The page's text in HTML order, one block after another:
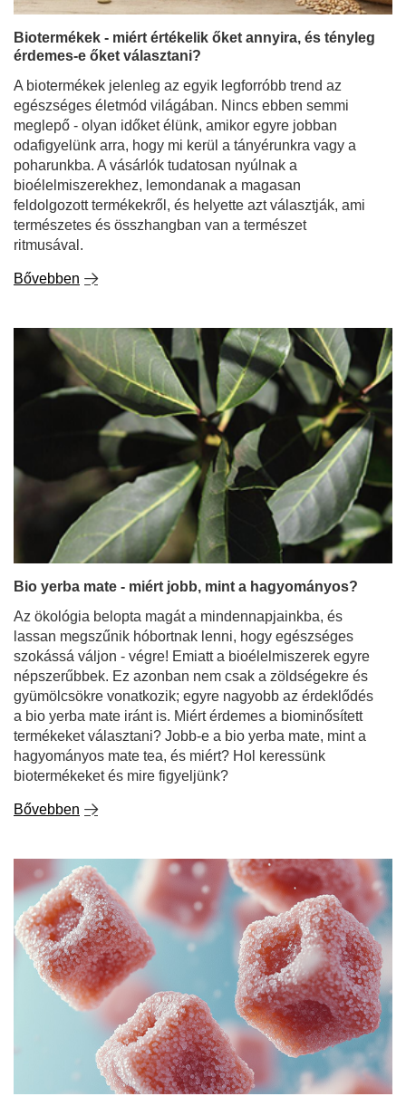
Biotermékek - miért értékelik őket annyira, és tényleg
érdemes-e őket választani?
A biotermékek jelenleg az egyik legforróbb trend az
egészséges életmód világában. Nincs ebben semmi
meglepő - olyan időket élünk, amikor egyre jobban
odafigyelünk arra, hogy mi kerül a tányérunkra vagy a
poharunkba. A vásárlók tudatosan nyúlnak a
bioélelmiszerekhez, lemondanak a magasan
feldolgozott termékekről, és helyette azt választják, ami
természetes és összhangban van a természet
ritmusával.
Bővebben
Bio yerba mate - miért jobb, mint a hagyományos?
Az ökológia belopta magát a mindennapjainkba, és
lassan megszűnik hóbortnak lenni, hogy egészséges
szokássá váljon - végre! Emiatt a bioélelmiszerek egyre
népszerűbbek. Ez azonban nem csak a zöldségekre és
gyümölcsökre vonatkozik; egyre nagyobb az érdeklődés
a bio yerba mate iránt is. Miért érdemes a biominősített
termékeket választani? Jobb-e a bio yerba mate, mint a
hagyományos mate tea, és miért? Hol keressünk
biotermékeket és mire figyeljünk?
Bővebben